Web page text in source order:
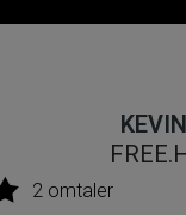
2 omtaler